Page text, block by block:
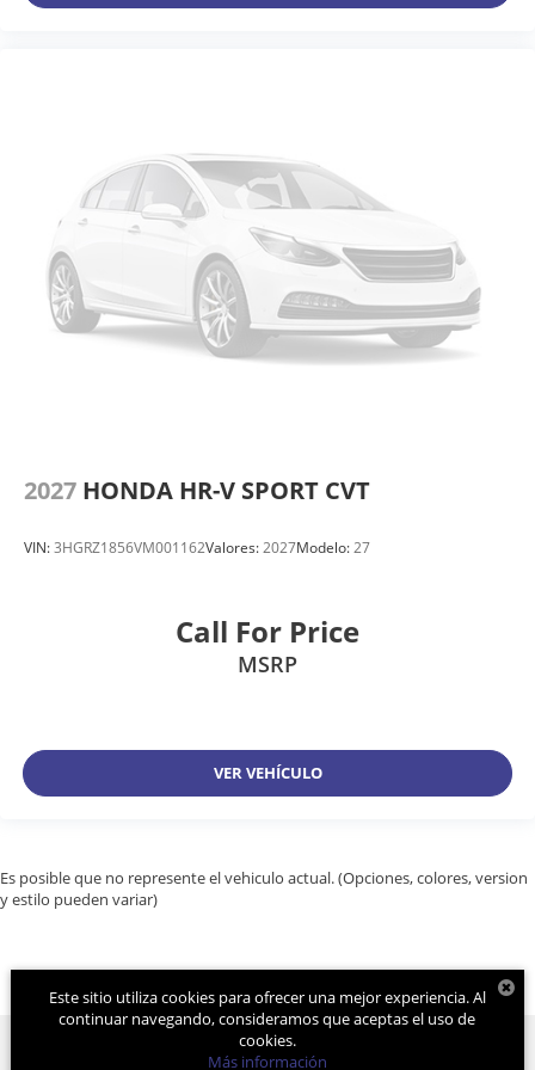
2027 HONDA HR-V SPORT CVT
VIN:3HGRZ1856VM001162Valores:2027Modelo:27
Call For Price
MSRP
VER VEHÍCULO
Es posible que no represente el vehiculo actual. (Opciones, colores, version
y estilo pueden variar)
Este sitio utiliza cookies para ofrecer una mejor experiencia. Al
continuar navegando, consideramos que aceptas el uso de
cookies.
Más información